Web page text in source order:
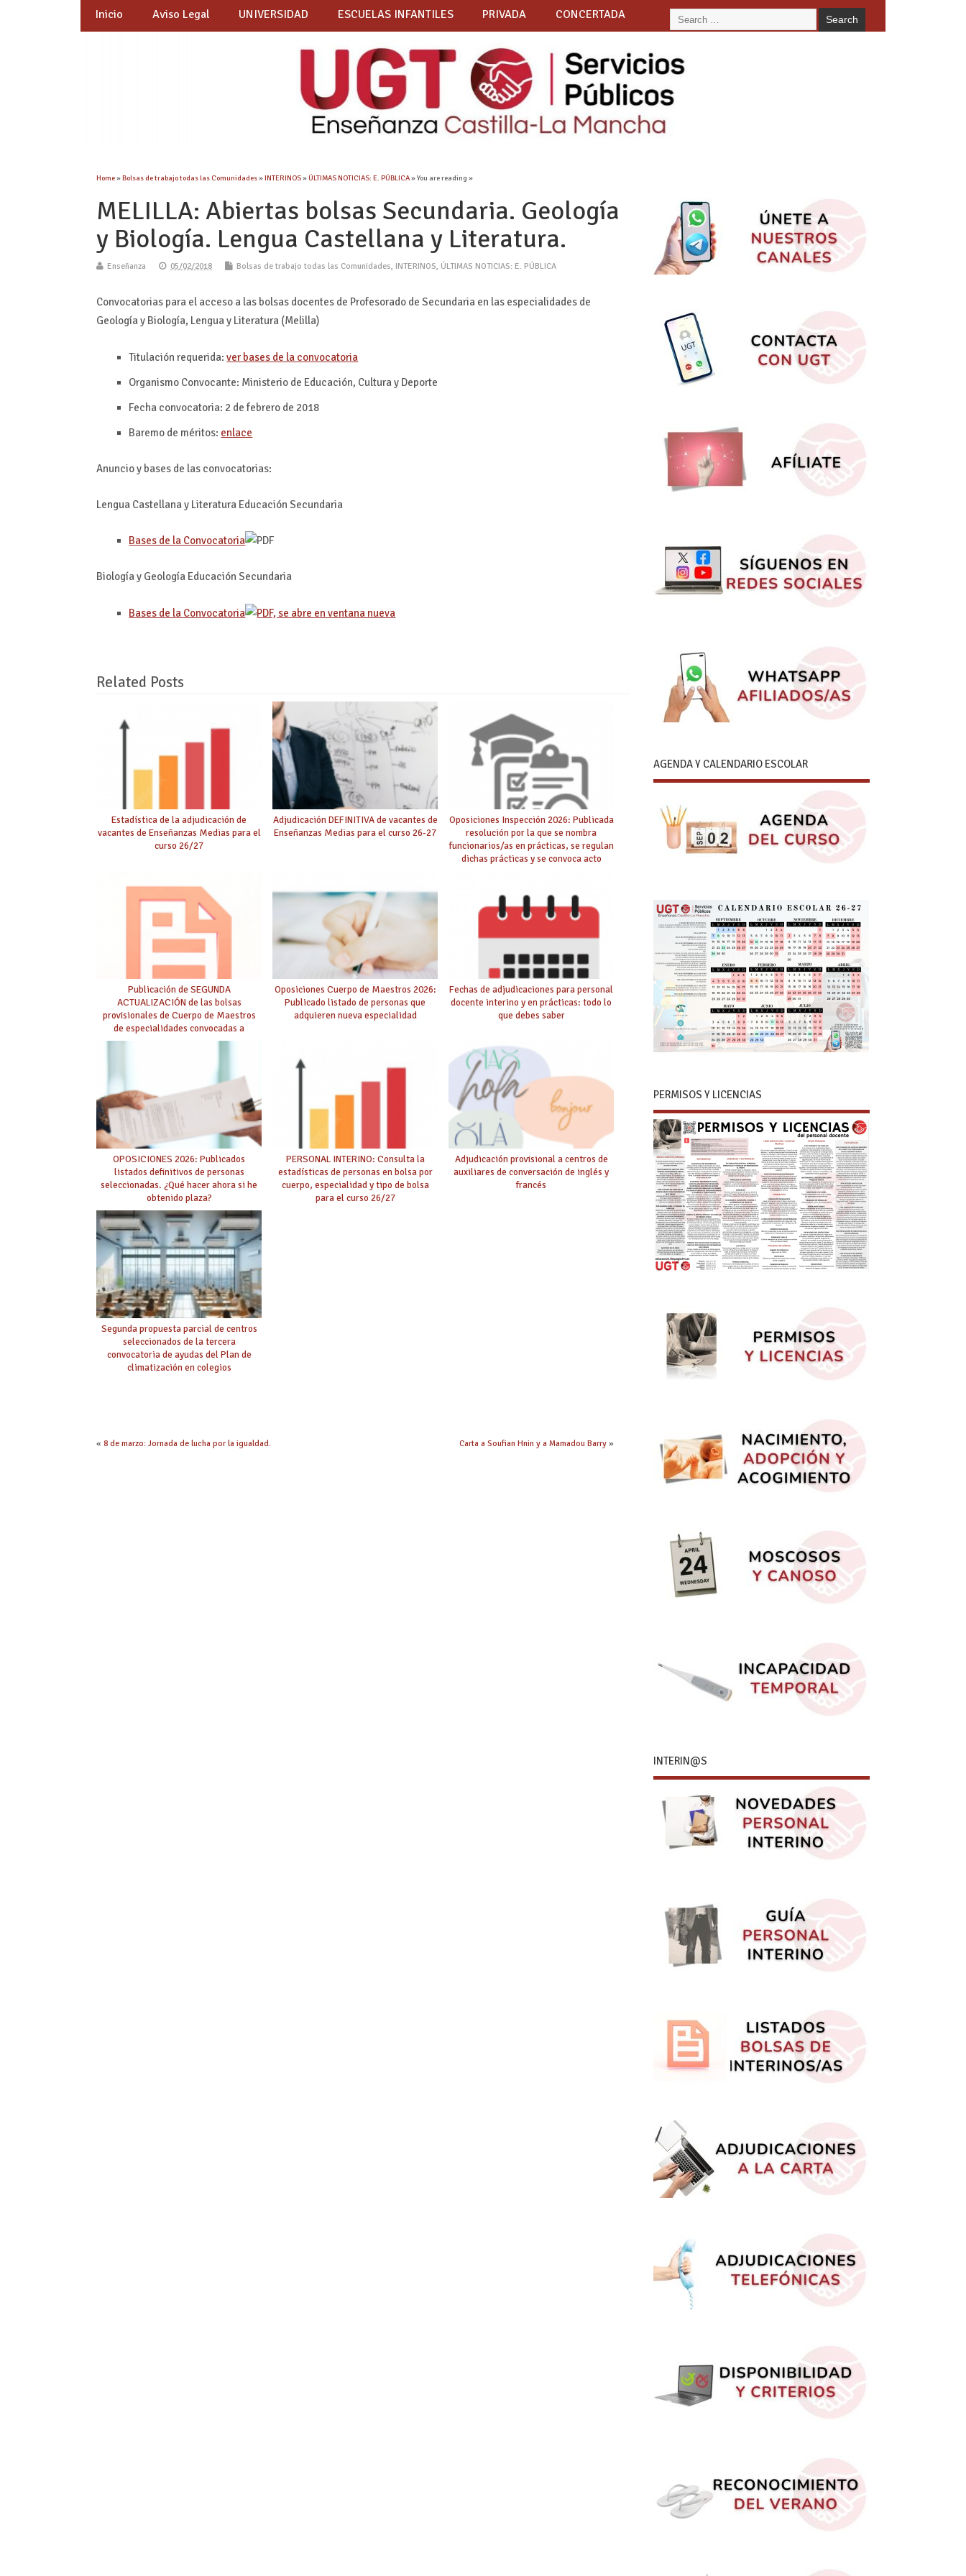
Inicio Aviso Legal UNIVERSIDAD ESCUELAS INFANTILES PRIVADA CONCERTADA
Home»Bolsas de trabajo todas las Comunidades»INTERINOS»ÚLTIMAS NOTICIAS: E. PÚBLICA» You are reading »
MELILLA: Abiertas bolsas Secundaria. Geología
y Biología. Lengua Castellana y Literatura.
Enseñanza 05/02/2018 Bolsas de trabajo todas las Comunidades, INTERINOS, ÚLTIMAS NOTICIAS: E. PÚBLICA
Convocatorias para el acceso a las bolsas docentes de Profesorado de Secundaria en las especialidades de
Geología y Biología, Lengua y Literatura (Melilla)
Titulación requerida:ver bases de la convocatoria
Organismo Convocante: Ministerio de Educación, Cultura y Deporte
Fecha convocatoria: 2 de febrero de 2018
Baremo de méritos: enlace
Anuncio y bases de las convocatorias:
Lengua Castellana y Literatura Educación Secundaria
Bases de la Convocatoria
Biología y Geología Educación Secundaria
Bases de la Convocatoria
Related Posts
Estadística de la adjudicación de
vacantes de Enseñanzas Medias para el
curso 26/27
Adjudicación DEFINITIVA de vacantes de
Enseñanzas Medias para el curso 26-27
Oposiciones Inspección 2026: Publicada
resolución por la que se nombra
funcionarios/as en prácticas, se regulan
dichas prácticas y se convoca acto
Publicación de SEGUNDA
ACTUALIZACIÓN de las bolsas
provisionales de Cuerpo de Maestros
de especialidades convocadas a
Oposiciones Cuerpo de Maestros 2026:
Publicado listado de personas que
adquieren nueva especialidad
Fechas de adjudicaciones para personal
docente interino y en prácticas: todo lo
que debes saber
OPOSICIONES 2026: Publicados
listados definitivos de personas
seleccionadas. ¿Qué hacer ahora si he
obtenido plaza?
PERSONAL INTERINO: Consulta la
estadísticas de personas en bolsa por
cuerpo, especialidad y tipo de bolsa
para el curso 26/27
Adjudicación provisional a centros de
auxiliares de conversación de inglés y
francés
Segunda propuesta parcial de centros
seleccionados de la tercera
convocatoria de ayudas del Plan de
climatización en colegios
«8 de marzo: Jornada de lucha por la igualdad. Carta a Soufian Hnin y a Mamadou Barry »
AGENDA Y CALENDARIO ESCOLAR
PERMISOS Y LICENCIAS
INTERIN@S